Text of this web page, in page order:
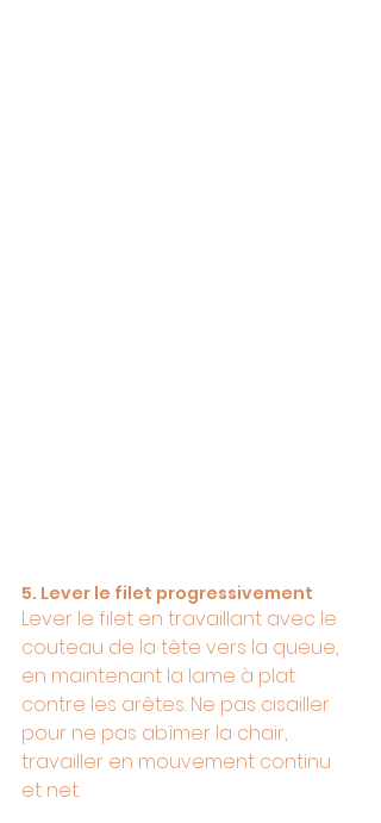
5. Lever le filet progressivement
Lever le filet en travaillant avec le
couteau de la tête vers la queue,
en maintenant la lame à plat
contre les arêtes. Ne pas cisailler
pour ne pas abîmer la chair,
travailler en mouvement continu
et net.